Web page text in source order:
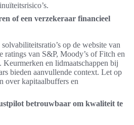
of een verzekeraar financieel
op de website van
ratings van S&P, Moody’s of Fitch en
en lidmaatschappen bij
bieden aanvullende context. Let op
over kapitaalbuffers en
betrouwbaar om kwaliteit te